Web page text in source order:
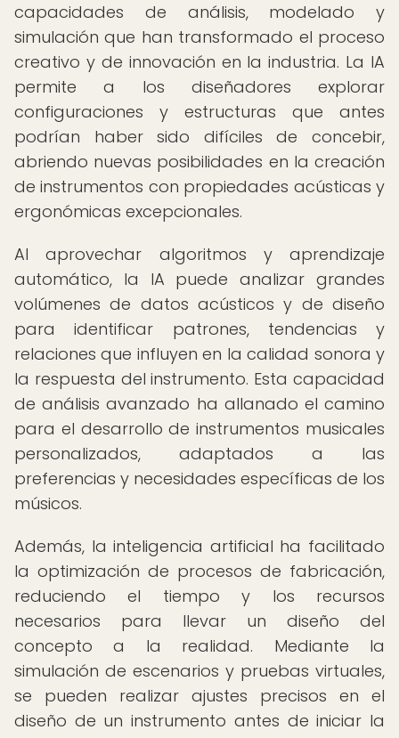
capacidades de análisis, modelado y
simulación que han transformado el proceso
creativo y de innovación en la industria. La IA
permite a los diseñadores explorar
configuraciones y estructuras que antes
podrían haber sido difíciles de concebir,
abriendo nuevas posibilidades en la creación
de instrumentos con propiedades acústicas y
ergonómicas excepcionales.
Al aprovechar algoritmos y aprendizaje
automático, la IA puede analizar grandes
volúmenes de datos acústicos y de diseño
para identificar patrones, tendencias y
relaciones que influyen en la calidad sonora y
la respuesta del instrumento. Esta capacidad
de análisis avanzado ha allanado el camino
para el desarrollo de instrumentos musicales
personalizados, adaptados a las
preferencias y necesidades específicas de los
músicos.
Además, la inteligencia artificial ha facilitado
la optimización de procesos de fabricación,
reduciendo el tiempo y los recursos
necesarios para llevar un diseño del
concepto a la realidad. Mediante la
simulación de escenarios y pruebas virtuales,
se pueden realizar ajustes precisos en el
diseño de un instrumento antes de iniciar la